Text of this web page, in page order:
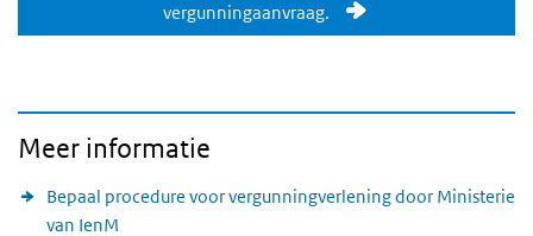
vergunningaanvraag.
Meer informatie
Bepaal procedure voor vergunningverlening door Ministerie
van IenM